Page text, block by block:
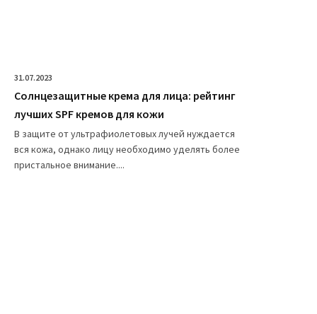
31.07.2023
Солнцезащитные крема для лица: рейтинг
лучших SPF кремов для кожи
В защите от ультрафиолетовых лучей нуждается
вся кожа, однако лицу необходимо уделять более
пристальное внимание....